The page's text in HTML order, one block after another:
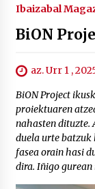
Ibaizabal
BiON
az. Urr 1 ,
BiON Project
proiektuaren
nahasten dituzte.
duela urte batzuk
fasea orain hasi
dira. Iñigo gurean